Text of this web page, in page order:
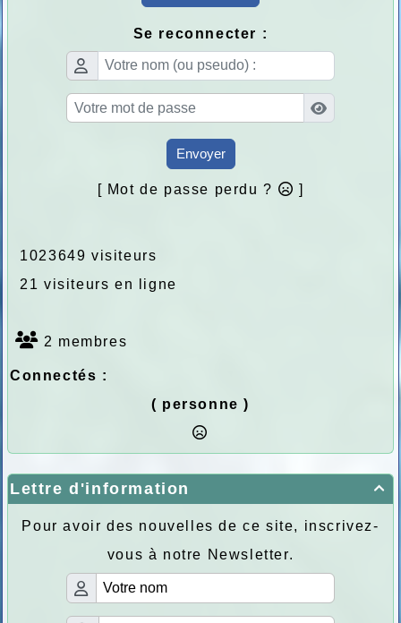
Se reconnecter :
Envoyer
[ Mot de passe perdu ? ]
1023649 visiteurs
21 visiteurs en ligne
2 membres
Connectés :
( personne )

Lettre d'information
Pour avoir des nouvelles de ce site, inscrivez-
vous à notre Newsletter.